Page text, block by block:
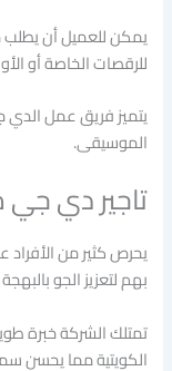
يمكن للعميل أن
للرقصات الخاصة أو
يتميز فريق عمل الدي
الموسيقى.
تاجير دي جي
يحرص كثير من الأفراد
بهم لتعزيز الجو
تمتلك الشركة خبرة
الكويتية مما يحسن